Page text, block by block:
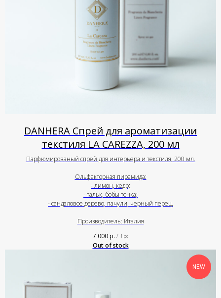
DANHERA Спрей для ароматизации
текстиля LA CAREZZA, 200 мл
Парфюмированый спрей для интерьера и текстиля, 200 мл.
Ольфакторная пирамида:
- лимон, кедр;
- тальк, бобы тонка;
- сандаловое дерево, пачули, черный перец.
Производитель: Италия
7 000р. / 1 pc
Out of stock
NEW